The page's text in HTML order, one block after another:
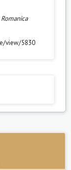
Romanica
view/5830